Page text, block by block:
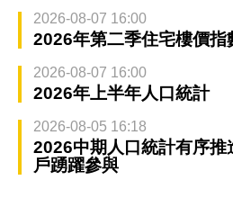
2026-08-07 16:00
2026年第二季住宅樓價指
2026-08-07 16:00
2026年上半年人口統計
2026-08-05 16:18
2026中期人口統計有序推
戶踴躍參與